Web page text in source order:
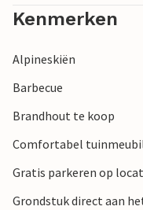
tot de tennisbaan.
Rondom Mullsjö zijn
charmante stadjes.
In de winter is het 7 km
Kenmerken
Alpineskiën
Barbecue
Brandhout te koop
Comfortabel
Gratis parkeren op
Grondstuk direct aan